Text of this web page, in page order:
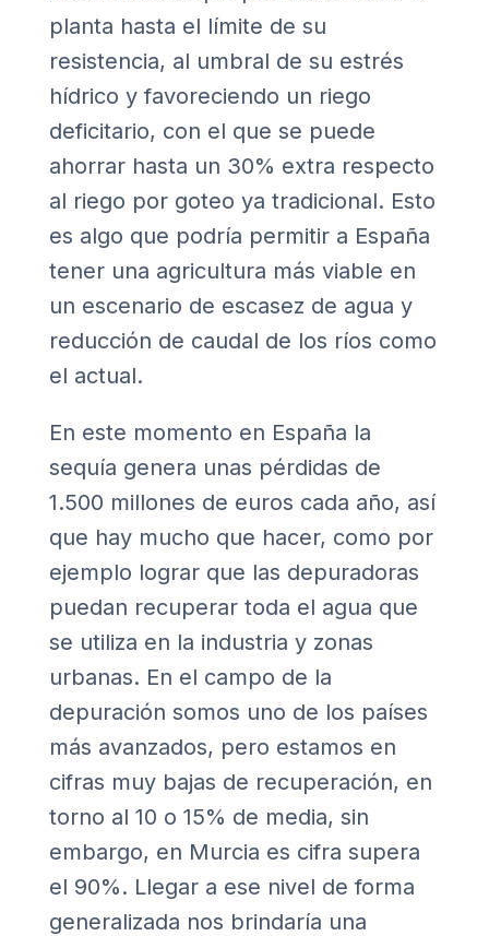
planta hasta el límite de su
resistencia, al umbral de su estrés
hídrico y favoreciendo un riego
deficitario, con el que se puede
ahorrar hasta un 30% extra respecto
al riego por goteo ya tradicional. Esto
es algo que podría permitir a España
tener una agricultura más viable en
un escenario de escasez de agua y
reducción de caudal de los ríos como
el actual.
En este momento en España la
sequía genera unas pérdidas de
1.500 millones de euros cada año, así
que hay mucho que hacer, como por
ejemplo lograr que las depuradoras
puedan recuperar toda el agua que
se utiliza en la industria y zonas
urbanas. En el campo de la
depuración somos uno de los países
más avanzados, pero estamos en
cifras muy bajas de recuperación, en
torno al 10 o 15% de media, sin
embargo, en Murcia es cifra supera
el 90%. Llegar a ese nivel de forma
generalizada nos brindaría una